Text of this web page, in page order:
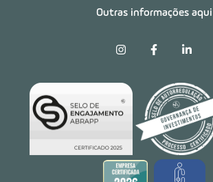
Outras informações aqui